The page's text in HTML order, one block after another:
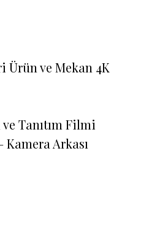
Ürün ve Mekan 4K
Tanıtım Filmi
Arkası